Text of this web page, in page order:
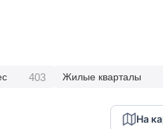
403 Жилые кварталы
На